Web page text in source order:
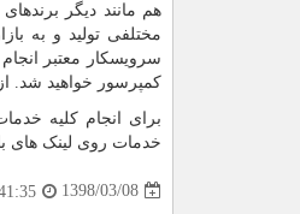
هم مانند دیگر
مختلفی تولید و به
سرویسکار معتبر
کمپرسور خواهید شد.
برای انجام کلیه
خدمات روی لینک های
1398/03/08